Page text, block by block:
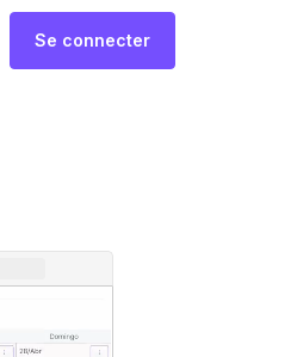
Se connecter